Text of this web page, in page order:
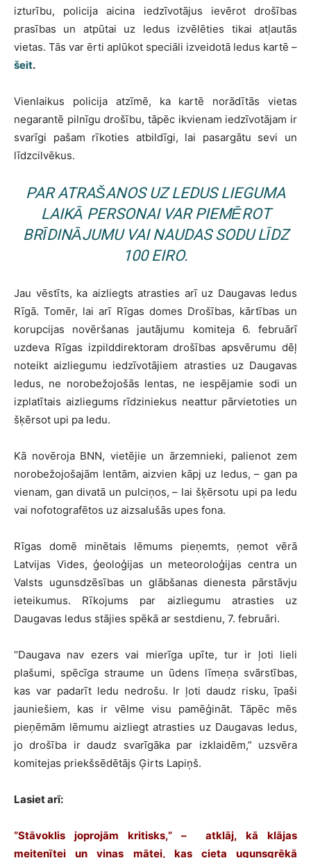
izturību, policija aicina iedzīvotājus ievērot drošības
prasības un atpūtai uz ledus izvēlēties tikai atļautās
vietas. Tās var ērti aplūkot speciāli izveidotā ledus kartē –
šeit.
Vienlaikus policija atzīmē, ka kartē norādītās vietas
negarantē pilnīgu drošību, tāpēc ikvienam iedzīvotājam ir
svarīgi pašam rīkoties atbildīgi, lai pasargātu sevi un
līdzcilvēkus.
PAR ATRAŠANOS UZ LEDUS LIEGUMA
LAIKĀ PERSONAI VAR PIEMĒROT
BRĪDINĀJUMU VAI NAUDAS SODU LĪDZ
100 EIRO.
Jau vēstīts, ka aizliegts atrasties arī uz Daugavas ledus
Rīgā. Tomēr, lai arī Rīgas domes Drošības, kārtības un
korupcijas novēršanas jautājumu komiteja 6. februārī
uzdeva Rīgas izpilddirektoram drošības apsvērumu dēļ
noteikt aizliegumu iedzīvotājiem atrasties uz Daugavas
ledus, ne norobežojošās lentas, ne iespējamie sodi un
izplatītais aizliegums rīdziniekus neattur pārvietoties un
šķērsot upi pa ledu.
Kā novēroja BNN, vietējie un ārzemnieki, palienot zem
norobežojošajām lentām, aizvien kāpj uz ledus, – gan pa
vienam, gan divatā un pulciņos, – lai šķērsotu upi pa ledu
vai nofotografētos uz aizsalušās upes fona.
Rīgas domē minētais lēmums pieņemts, ņemot vērā
Latvijas Vides, ģeoloģijas un meteoroloģijas centra un
Valsts ugunsdzēsības un glābšanas dienesta pārstāvju
ieteikumus. Rīkojums par aizliegumu atrasties uz
Daugavas ledus stājies spēkā ar sestdienu, 7. februāri.
“Daugava nav ezers vai mierīga upīte, tur ir ļoti lieli
plašumi, spēcīga straume un ūdens līmeņa svārstības,
kas var padarīt ledu nedrošu. Ir ļoti daudz risku, īpaši
jauniešiem, kas ir vēlme visu pamēģināt. Tāpēc mēs
pieņēmām lēmumu aizliegt atrasties uz Daugavas ledus,
jo drošība ir daudz svarīgāka par izklaidēm,” uzsvēra
komitejas priekšsēdētājs Ģirts Lapiņš.
Lasiet arī:
“Stāvoklis joprojām kritisks,” – atklāj, kā klājas
meitenītei un viņas mātei, kas cieta ugunsgrēkā